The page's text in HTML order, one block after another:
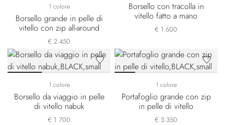
1 colore
Borsello grande in pelle di
vitello con zip all-around
€ 2.450
Borsello con tracolla in
vitello fatto a mano
€ 1.600
1 colore
Borsello da viaggio in pelle
di vitello nabuk
€ 1.700
1 colore
Portafoglio grande con zip
in pelle di vitello
€ 3.350